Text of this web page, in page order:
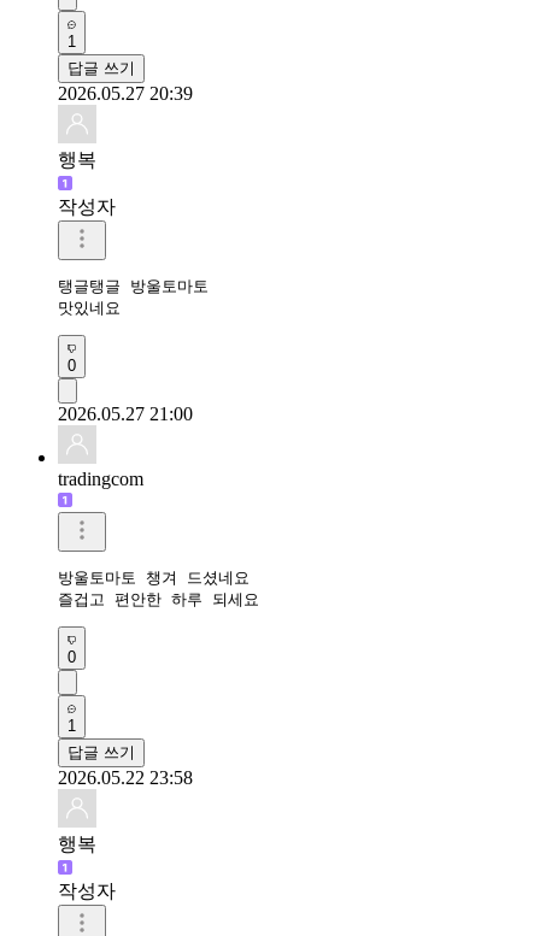
1
답글 쓰기
2026.05.27 20:39
행복
작성자
탱글탱글 방울토마토
맛있네요
0
2026.05.27 21:00
tradingcom
방울토마토 챙겨 드셨네요
즐겁고 편안한 하루 되세요
0
1
답글 쓰기
2026.05.22 23:58
행복
작성자